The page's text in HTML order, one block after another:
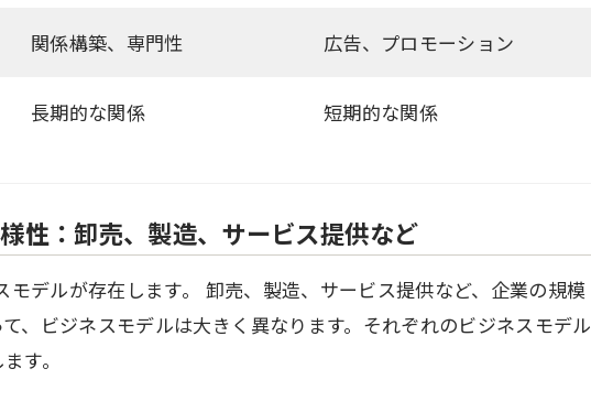
関係構築、専門性 広告、プロモーション
長期的な関係 短期的な関係
性：卸売、製造、サービス提供など
デルが存在します。 卸売、製造、サービス提供など、企業の規模
、ビジネスモデルは大きく異なります。それぞれのビジネスモデル
す。